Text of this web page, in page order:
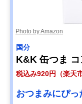
Photo by Amazon
国分
K&K 缶つま
税込み920円（楽天
おつまみにぴ